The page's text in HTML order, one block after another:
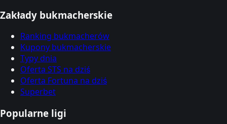
Zakłady bukmacherskie
Ranking bukmacherów
Kupony bukmacherskie
Typy dnia
Oferta STS na dziś
Oferta Fortuna na dziś
Superbet
Popularne ligi